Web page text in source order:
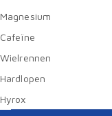
Magnesium
Cafeïne
Wielrennen
Hardlopen
Hyrox